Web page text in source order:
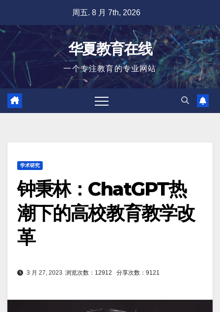
容
周五. 8 月 7th, 2026
华夏教育在线
一个专注教育的专业网站
学术研究
钟秉林：ChatGPT热
潮下的高校教育教学改
革
3 月 27, 2023 浏览次数：12912 分享次数：9121